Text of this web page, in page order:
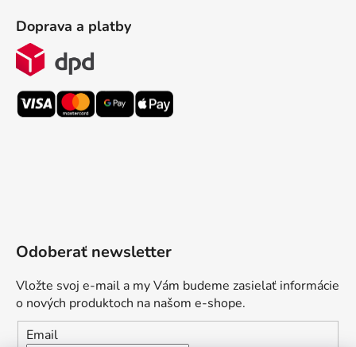
Doprava a platby
Odoberať newsletter
Vložte svoj e-mail a my Vám budeme zasielať informácie
o nových produktoch na našom e-shope.
Email